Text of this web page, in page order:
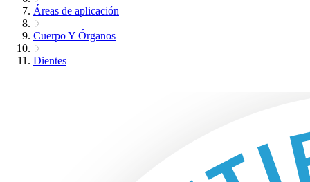
Áreas de aplicación
Cuerpo Y Órganos
Dientes